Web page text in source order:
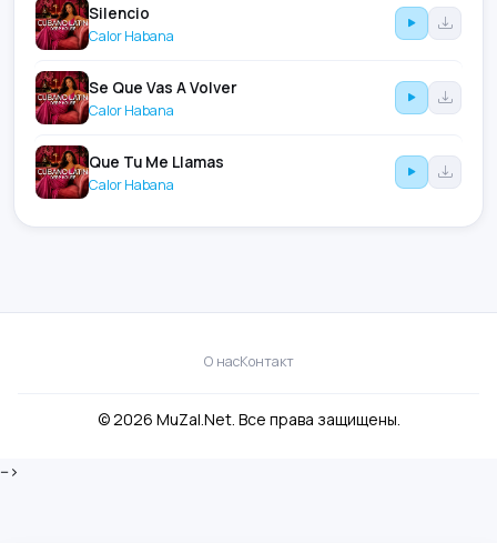
Silencio
Calor Habana
Se Que Vas A Volver
Calor Habana
Que Tu Me Llamas
Calor Habana
О насКонтакт
© 2026 MuZal.Net. Все права защищены.
-->